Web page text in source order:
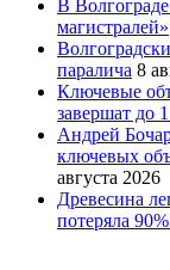
В
магистралей»
паралича 8
Ключевые
завершат до
Андрей
ключевых
августа 2026
Древесина
потеряла